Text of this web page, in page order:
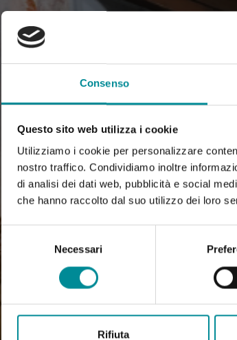
Consenso
Questo sito web utilizza i cookie
Utilizziamo i cookie per personalizzare
nostro traffico. Condividiamo inoltre
di analisi dei dati web, pubblicità e social
che hanno raccolto dal suo utilizzo dei loro
Selezione
del
Necessari
Rifiuta